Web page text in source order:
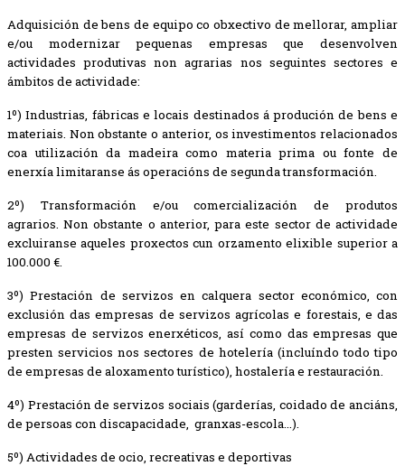
Adquisición de bens de equipo co obxectivo de mellorar, ampliar
e/ou modernizar pequenas empresas que desenvolven
actividades produtivas non agrarias nos seguintes sectores e
ámbitos de actividade:
1º) Industrias, fábricas e locais destinados á produción de bens e
materiais. Non obstante o anterior, os investimentos relacionados
coa utilización da madeira como materia prima ou fonte de
enerxía limitaranse ás operacións de segunda transformación.
2º) Transformación e/ou comercialización de produtos
agrarios. Non obstante o anterior, para este sector de actividade
excluiranse aqueles proxectos cun orzamento elixible superior a
100.000 €.
3º) Prestación de servizos en calquera sector económico, con
exclusión das empresas de servizos agrícolas e forestais, e das
empresas de servizos enerxéticos, así como das empresas que
presten servicios nos sectores de hotelería (incluíndo todo tipo
de empresas de aloxamento turístico), hostalería e restauración.
4º) Prestación de servizos sociais (garderías, coidado de anciáns,
de persoas con discapacidade, granxas-escola...).
5º) Actividades de ocio, recreativas e deportivas